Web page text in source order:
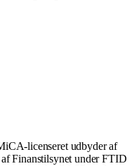
licenseret udbyder af
Finanstilsynet under FTID